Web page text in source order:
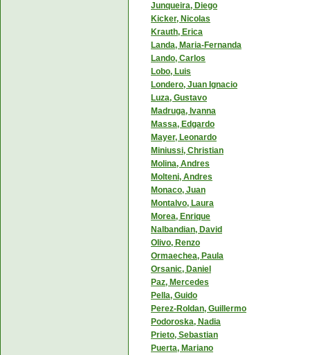
Junqueira, Diego
Kicker, Nicolas
Krauth, Erica
Landa, Maria-Fernanda
Lando, Carlos
Lobo, Luis
Londero, Juan Ignacio
Luza, Gustavo
Madruga, Ivanna
Massa, Edgardo
Mayer, Leonardo
Miniussi, Christian
Molina, Andres
Molteni, Andres
Monaco, Juan
Montalvo, Laura
Morea, Enrique
Nalbandian, David
Olivo, Renzo
Ormaechea, Paula
Orsanic, Daniel
Paz, Mercedes
Pella, Guido
Perez-Roldan, Guillermo
Podoroska, Nadia
Prieto, Sebastian
Puerta, Mariano